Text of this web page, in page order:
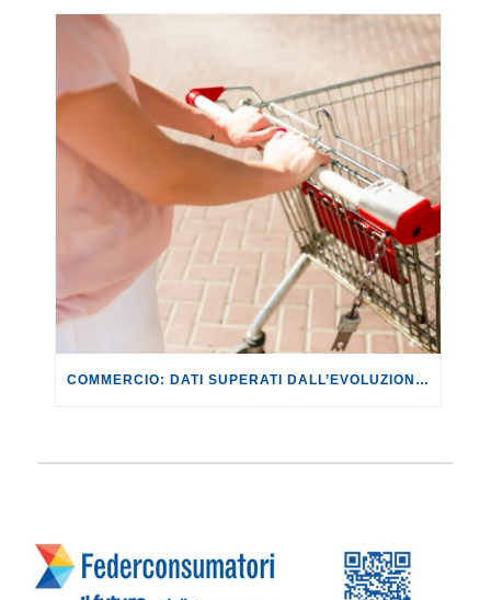
COMMERCIO: DATI SUPERATI DALL’EVOLUZIONE DEI FATTI. CON IL CONFLITTO IN MEDIO ORIENTE SI RISCHIANO RIPERCUSSIONI PER LE FAMIGLIE DI +649,64 EURO ANNUI.